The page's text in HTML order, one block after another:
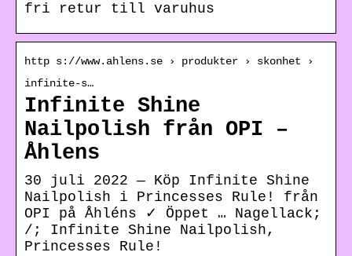
fri retur till varuhus
http s://www.ahlens.se › produkter › skonhet ›
infinite-s…
Infinite Shine
Nailpolish från OPI –
Åhlens
30 juli 2022 — Köp Infinite Shine
Nailpolish i Princesses Rule! från
OPI på Åhléns ✓ Öppet … Nagellack;
/; Infinite Shine Nailpolish,
Princesses Rule!